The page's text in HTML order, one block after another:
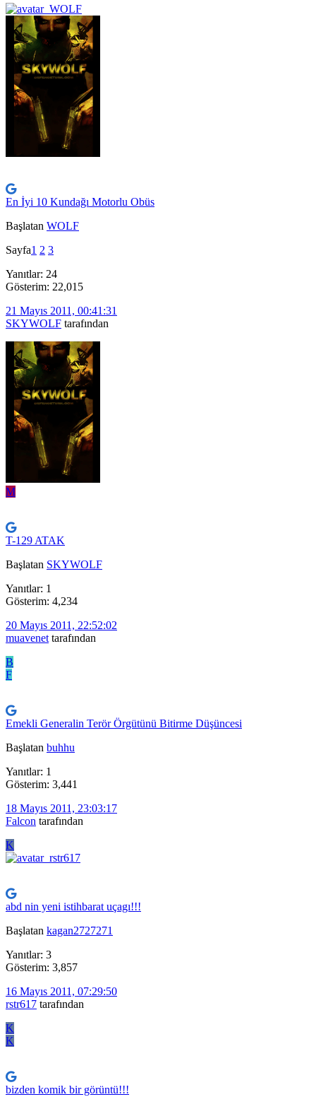
En İyi 10 Kundağı Motorlu Obüs
Başlatan WOLF
Sayfa1 2 3
Yanıtlar: 24
Gösterim: 22,015
21 Mayıs 2011, 00:41:31
SKYWOLF tarafından
M
T-129 ATAK
Başlatan SKYWOLF
Yanıtlar: 1
Gösterim: 4,234
20 Mayıs 2011, 22:52:02
muavenet tarafından
B
F
Emekli Generalin Terör Örgütünü Bitirme Düşüncesi
Başlatan buhhu
Yanıtlar: 1
Gösterim: 3,441
18 Mayıs 2011, 23:03:17
Falcon tarafından
K
abd nin yeni istihbarat uçagı!!!
Başlatan kagan2727271
Yanıtlar: 3
Gösterim: 3,857
16 Mayıs 2011, 07:29:50
rstr617 tarafından
K
K
bizden komik bir görüntü!!!